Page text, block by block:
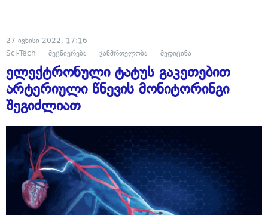
27 ივნისი 2022, 17:16
Sci-Tech
მეცნიერება ჯანმრთელობა მედიცინა
ელექტრონული ტატუს გაკეთებით
არტერიული წნევის მონიტორინგი
შეგიძლიათ